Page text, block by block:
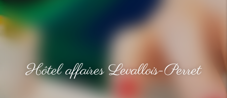
Hôtel affaires Levallois-Perret